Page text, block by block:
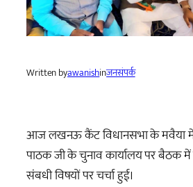
Written byawanishinजनसंपर्क
आज लखनऊ कैंट विधानसभा के मवैया में
पाठक जी के चुनाव कार्यालय पर बैठक
संबधी विषयों पर चर्चा हुई।